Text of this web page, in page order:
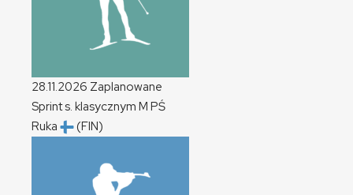
28.11.2026 Zaplanowane
Sprint s. klasycznym M PŚ
Ruka
(FIN)